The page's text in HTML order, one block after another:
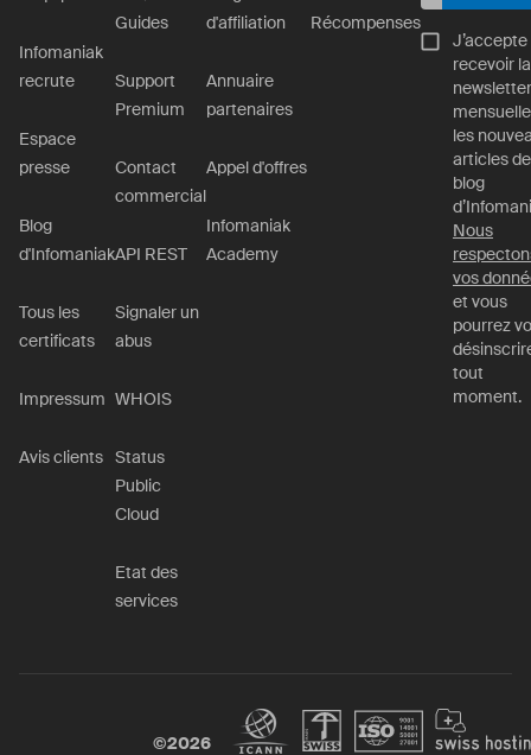
Infomaniak
recrute
Espace
presse
Blog
d'Infomaniak
Tous les
certificats
Impressum
Avis clients
Guides
Support
Premium
Contact
commercial
API REST
Signaler un
abus
WHOIS
Status
Public
Cloud
Etat des
services
d'affiliation
Annuaire
partenaires
Appel d'offres
Infomaniak
Academy
Récompenses
J’accepte
recevoir la
newsletter
les
articles de
blog
Nous
vos
et vous
pourrez
tout
moment.
©2026